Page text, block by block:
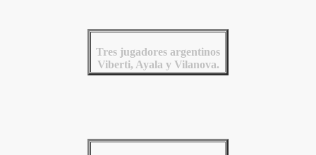
Tres jugadores argentinos
Viberti, Ayala y Vilanova.